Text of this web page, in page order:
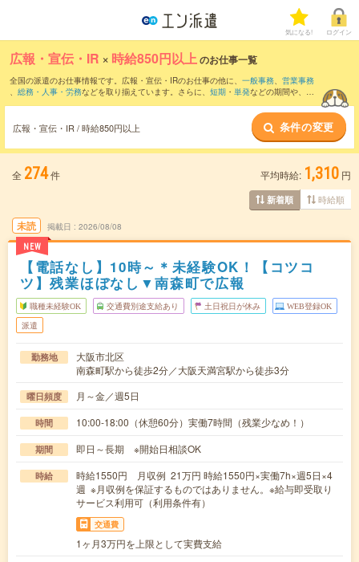
気になる! ログイン
広報・宣伝・IR × 時給850円以上のお仕事一覧
全国の派遣のお仕事情報です。広報・宣伝・IRのお仕事の他に、 一般事務、 営業事務
、 総務・人事・労務などを取り揃えています。さらに、 短期 ・ 単発などの期間や、 職
広報・宣伝・IR / 時給850円以上 条件の変更
全 274件 平均時給: 1,310 円
新着順 時給順
未読
NEW
掲載日 2026/08/08
【電話なし】10時～＊未経験OK！【コツコ
ツ】残業ほぼなし▼南森町で広報
職種未経験OK 交通費別途支給あり 土日祝日が休み WEB登録OK
派遣
勤務地
大阪市北区
南森町駅から徒歩2分／大阪天満宮駅から徒歩3分
曜日頻度 月～金／週5日
時間 10:00-18:00（休憩60分）実働7時間（残業少なめ！）
期間 即日～長期 ※開始日相談OK
時給
時給1550円 月収例 21万円 時給1550円×実働7h×週5日×4
週 ※月収例を保証するものではありません。※給与即受取り
サービス利用可（利用条件有）
交通費
1ヶ月3万円を上限として実費支給